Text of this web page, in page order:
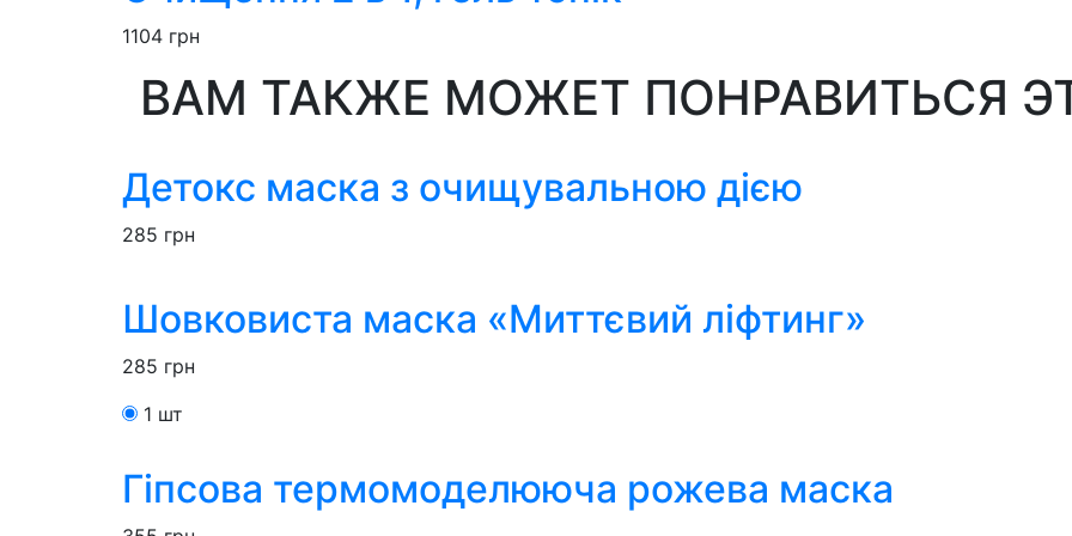
1104 грн
ВАМ ТАКЖЕ МОЖЕТ ПОНРАВИТЬСЯ
Детокс маска з очищувальною дією
285 грн
Шовковиста маска «Миттєвий ліфтинг»
285 грн
1 шт
Гіпсова термомоделююча рожева маска